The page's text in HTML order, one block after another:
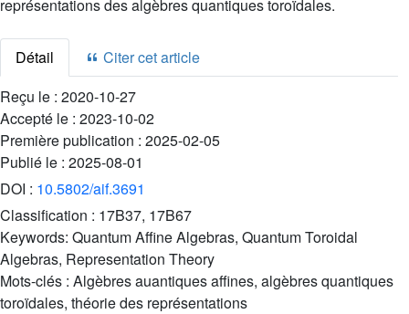
représentations des algèbres quantiques toroïdales.
Détail
Citer cet article
Reçu le : 2020-10-27
Accepté le : 2023-10-02
Première publication : 2025-02-05
Publié le : 2025-08-01
DOI : 10.5802/aif.3691
Classification : 17B37, 17B67
Keywords: Quantum Affine Algebras, Quantum Toroidal
Algebras, Representation Theory
Mots-clés : Algèbres auantiques affines, algèbres quantiques
toroïdales, théorie des représentations